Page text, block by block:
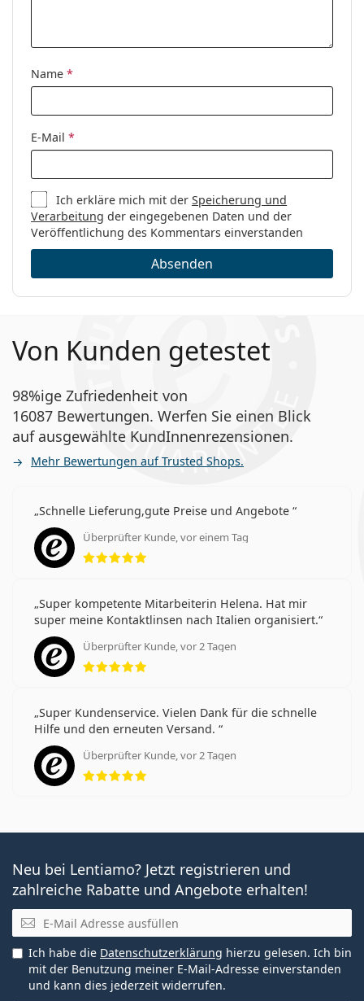
Code:
PLD D428/G 06J 17 56
Name *
E-Mail *
Ich erkläre mich mit derSpeicherung und
Verarbeitung der eingegebenen Daten und der
Veröffentlichung des Kommentars einverstanden
Absenden
Von Kunden getestet
98%ige Zufriedenheit von
16087 Bewertungen. Werfen Sie einen Blick
auf ausgewählte KundInnenrezensionen.
Mehr Bewertungen auf Trusted Shops.
Schnelle Lieferung,gute Preise und Angebote
Überprüfter Kunde, vor einem Tag
Bewertung 5 aus 5
Super kompetente Mitarbeiterin Helena. Hat mir
super meine Kontaktlinsen nach Italien organisiert.
Überprüfter Kunde, vor 2 Tagen
Bewertung 5 aus 5
Super Kundenservice. Vielen Dank für die schnelle
Hilfe und den erneuten Versand.
Überprüfter Kunde, vor 2 Tagen
Bewertung 5 aus 5
Neu bei Lentiamo? Jetzt registrieren und
zahlreiche Rabatte und Angebote erhalten!
E-Mail
Ich habe die Datenschutzerklärung hierzu gelesen. Ich bin
mit der Benutzung meiner E-Mail-Adresse einverstanden
und kann dies jederzeit widerrufen.